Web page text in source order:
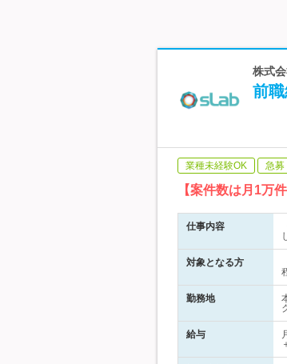
株式
前
業種未経験OK 急募
【案件数は月1万
仕事内容
対象となる方
勤務地
給与